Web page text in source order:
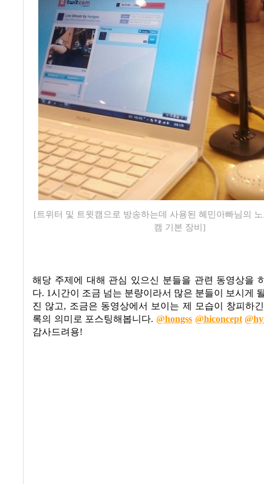
[트위터 및 트윗캠으로 방송하는데 사용된 혜민아빠님의
캠 기본 장비]
해당 주제에 대해 관심 있으신 분들을 관련 동영상을
다. 1시간이 조금 넘는 분량이라서 많은 분들이 보시게
진 않고, 조금은 동영상에서 보이는 제 모습이 창피하
록의 의미로 포스팅해봅니다.@hongss @hiconcept
감사드려용!